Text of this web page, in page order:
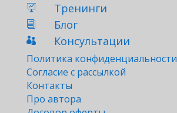
 Тренинги
i Блог
 Консультации
Политика конфиденциальности
Согласие с рассылкой
Контакты
Про автора